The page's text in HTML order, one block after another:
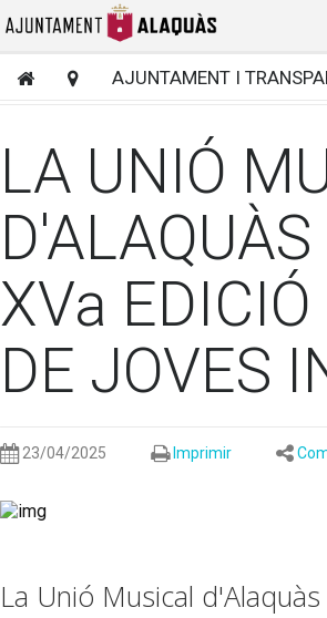
AJUNTAMENT I
LA UNIÓ
XVa
DE JOVES
23/04/2025 Imprimir
La Unió Musical